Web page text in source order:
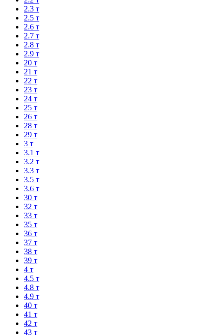
2.3 т
2.5 т
2.6 т
2.7 т
2.8 т
2.9 т
20 т
21 т
22 т
23 т
24 т
25 т
26 т
28 т
29 т
3 т
3.1 т
3.2 т
3.3 т
3.5 т
3.6 т
30 т
32 т
33 т
35 т
36 т
37 т
38 т
39 т
4 т
4.5 т
4.8 т
4.9 т
40 т
41 т
42 т
43 т